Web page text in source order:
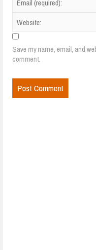
Save my name, email, and
comment.